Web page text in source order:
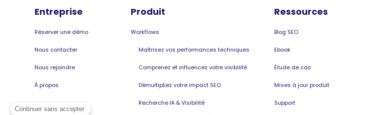
Entreprise
Réserver une démo
Nous contacter
Nous rejoindre
À propos
Produit
Workflows
Maîtrisez vos performances techniques
Comprenez et influencez votre visibilité
Démultipliez votre impact SEO
Recherche IA & Visibilité
Ressources
Blog SEO
Ebook
Étude de cas
Mises à jour produit
Support